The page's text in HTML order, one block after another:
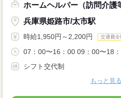
ホームヘルパー（訪問介護
兵庫県姫路市/太市駅
時給1,950円～2,200円 交通費全
07：00〜16：00 09：00〜18：
シフト交代制
もっと見る